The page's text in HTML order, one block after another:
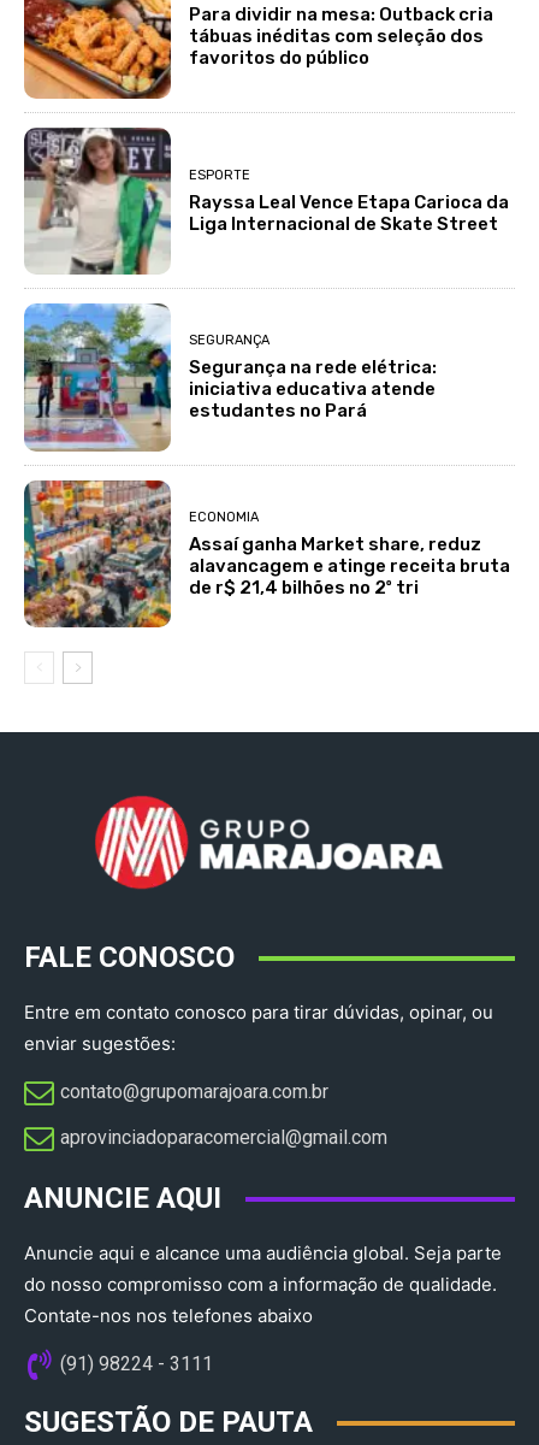
Para dividir na mesa: Outback cria
tábuas inéditas com seleção dos
favoritos do público
ESPORTE
Rayssa Leal Vence Etapa Carioca da
Liga Internacional de Skate Street
SEGURANÇA
Segurança na rede elétrica:
iniciativa educativa atende
estudantes no Pará
ECONOMIA
Assaí ganha Market share, reduz
alavancagem e atinge receita bruta
de r$ 21,4 bilhões no 2º tri
FALE CONOSCO
Entre em contato conosco para tirar dúvidas, opinar, ou
enviar sugestões:
contato@grupomarajoara.com.br
aprovinciadoparacomercial@gmail.com​
ANUNCIE AQUI
Anuncie aqui e alcance uma audiência global. Seja parte
do nosso compromisso com a informação de qualidade.
Contate-nos nos telefones abaixo
(91) 98224 - 3111
SUGESTÃO DE PAUTA